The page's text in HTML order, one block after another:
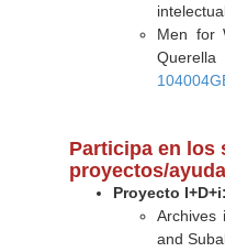
Men for
Participa en los
proyectos/
Proyecto I+D+i:
Archives
and